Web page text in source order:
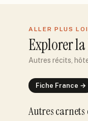
ALLER PLUS
Explorerla
Autres récits,
Fiche France →
Autres carnets